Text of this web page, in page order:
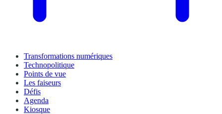
Transformations numériques
Technopolitique
Points de vue
Les faiseurs
Défis
Agenda
Kiosque